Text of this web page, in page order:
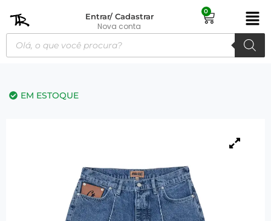
Entrar/ Cadastrar
Nova conta
0
EM ESTOQUE